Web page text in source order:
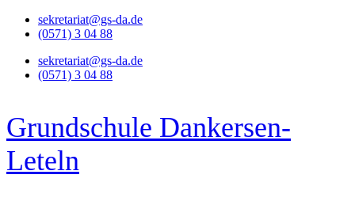
sekretariat@gs-da.de
(0571) 3 04 88
sekretariat@gs-da.de
(0571) 3 04 88
Grundschule Dankersen-
Leteln